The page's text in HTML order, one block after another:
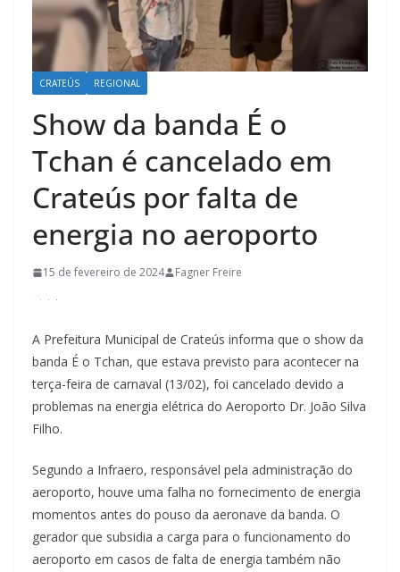
CRATEÚS REGIONAL
Show da banda É o
Tchan é cancelado em
Crateús por falta de
energia no aeroporto
15 de fevereiro de 2024 Fagner Freire
A Prefeitura Municipal de Crateús informa que o show da
banda É o Tchan, que estava previsto para acontecer na
terça-feira de carnaval (13/02), foi cancelado devido a
problemas na energia elétrica do Aeroporto Dr. João Silva
Filho.
Segundo a Infraero, responsável pela administração do
aeroporto, houve uma falha no fornecimento de energia
momentos antes do pouso da aeronave da banda. O
gerador que subsidia a carga para o funcionamento do
aeroporto em casos de falta de energia também não